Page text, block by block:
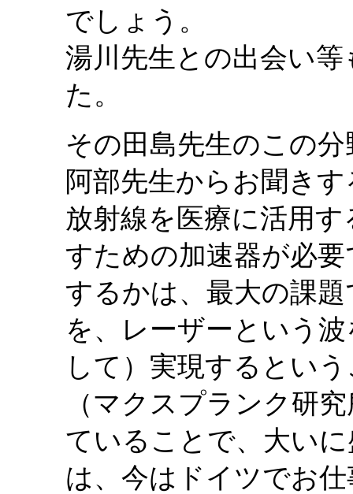
でしょう。
湯川先生との出会い
た。
その田島先生のこの
阿部先生からお聞き
放射線を医療に活用
すための加速器が必
するかは、最大の課
を、レーザーという
して）実現するとい
（マクスプランク研
ていることで、大い
は、今はドイツでお